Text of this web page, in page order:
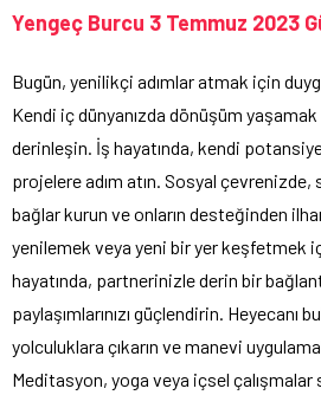
Yengeç Burcu 3 Temmuz 2023
Bugün, yenilikçi adımlar atmak için
Kendi iç dünyanızda dönüşüm
derinleşin. İş hayatında, kendi
projelere adım atın. Sosyal
bağlar kurun ve onların desteğinden
yenilemek veya yeni bir yer keşfetmek
hayatında, partnerinizle derin bir
paylaşımlarınızı güçlendirin. Heyecanı
yolculuklara çıkarın ve manevi
Meditasyon, yoga veya içsel çalışmalar